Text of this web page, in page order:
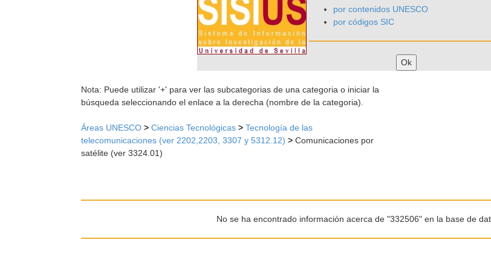
por contenidos UNESCO
por códigos SIC
Nota: Puede utilizar '+' para ver las subcategorias de una categoria o iniciar la
búsqueda seleccionando el enlace a la derecha (nombre de la categoria).
Áreas UNESCO > Ciencias Tecnológicas > Tecnología de las
telecomunicaciones (ver 2202,2203, 3307 y 5312.12) > Comunicaciones por
satélite (ver 3324.01)
No se ha encontrado información acerca de "332506" en la base de